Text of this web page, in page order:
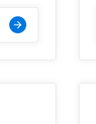
arrow_forward